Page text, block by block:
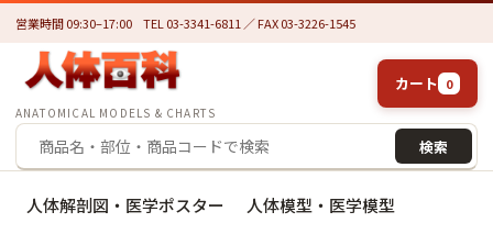
営業時間 09:30–17:00 TEL 03-3341-6811 ／ FAX 03-3226-1545
ANATOMICAL MODELS & CHARTS
検索
カート 0
人体解剖図・医学ポスター 人体模型・医学模型